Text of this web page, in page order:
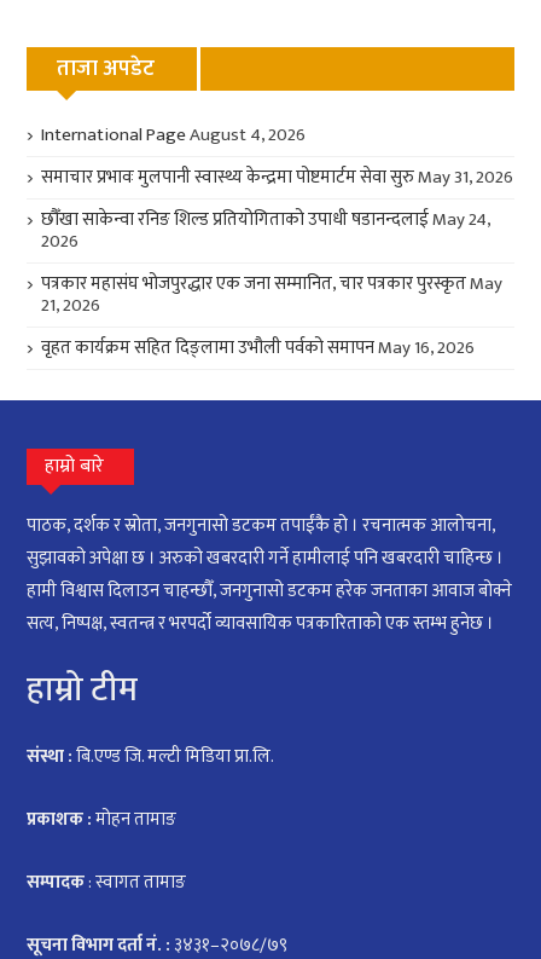
ताजा अपडेट
International PageAugust 4, 2026
समाचार प्रभावः मुलपानी स्वास्थ्य केन्द्रमा पोष्टमार्टम सेवा सुरुMay 31, 2026
छौँखा साकेन्वा रनिङ शिल्ड प्रतियोगिताको उपाधी षडानन्दलाईMay 24,
2026
पत्रकार महासंघ भोजपुरद्धार एक जना सम्मानित, चार पत्रकार पुरस्कृतMay
21, 2026
वृहत कार्यक्रम सहित दिङ्लामा उभौली पर्वको समापनMay 16, 2026
हाम्रो बारे
पाठक, दर्शक र स्रोता, जनगुनासो डटकम तपाईंकै हो । रचनात्मक आलोचना,
सुझावको अपेक्षा छ । अरुको खबरदारी गर्ने हामीलाई पनि खबरदारी चाहिन्छ ।
हामी विश्वास दिलाउन चाहन्छौँ, जनगुनासो डटकम हरेक जनताका आवाज बोक्ने
सत्य, निष्पक्ष, स्वतन्त्र र भरपर्दो व्यावसायिक पत्रकारिताको एक स्तम्भ हुनेछ ।
हाम्रो टीम
संस्था :बि.एण्ड जि. मल्टी मिडिया प्रा.लि.
प्रकाशक :मोहन तामाङ
सम्पादक: स्वागत तामाङ
सूचना विभाग दर्ता नं. : ३४३१–२०७८/७९